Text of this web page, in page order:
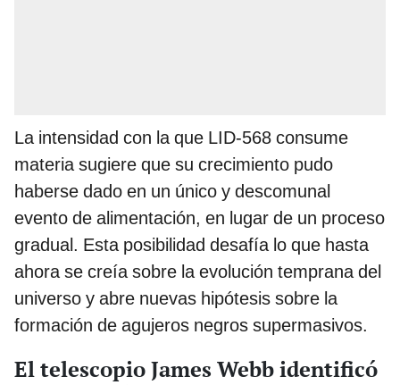
La intensidad con la que LID-568 consume
materia sugiere que su crecimiento pudo
haberse dado en un único y descomunal
evento de alimentación, en lugar de un proceso
gradual. Esta posibilidad desafía lo que hasta
ahora se creía sobre la evolución temprana del
universo y abre nuevas hipótesis sobre la
formación de agujeros negros supermasivos.
El telescopio James Webb identificó